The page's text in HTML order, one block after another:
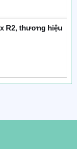
R2, thương hiệu